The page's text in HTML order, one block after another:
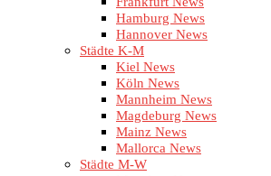
Hamburg News
Hannover News
Städte K-M
Kiel News
Köln News
Mannheim News
Magdeburg News
Mainz News
Mallorca News
Städte M-W